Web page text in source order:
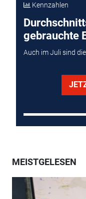
Kennzahlen
gebrauchte
Auch im Juli sind
MEISTGELESEN